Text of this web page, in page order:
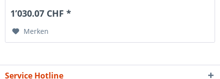
1’030.07 CHF *
Merken
Service Hotline